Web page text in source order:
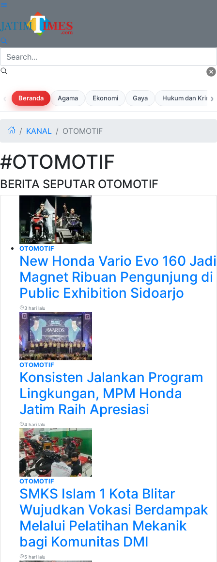
‹ Beranda Agama Ekonomi Gaya Hukum dan ›
KANAL OTOMOTIF
#OTOMOTIF
BERITA SEPUTAR OTOMOTIF
OTOMOTIF
New Honda Vario Evo 160 Jadi
Magnet Ribuan Pengunjung di
Public Exhibition Sidoarjo
3 hari lalu
OTOMOTIF
Konsisten Jalankan Program
Lingkungan, MPM Honda
Jatim Raih Apresiasi
4 hari lalu
OTOMOTIF
SMKS Islam 1 Kota Blitar
Wujudkan Vokasi Berdampak
Melalui Pelatihan Mekanik
bagi Komunitas DMI
5 hari lalu